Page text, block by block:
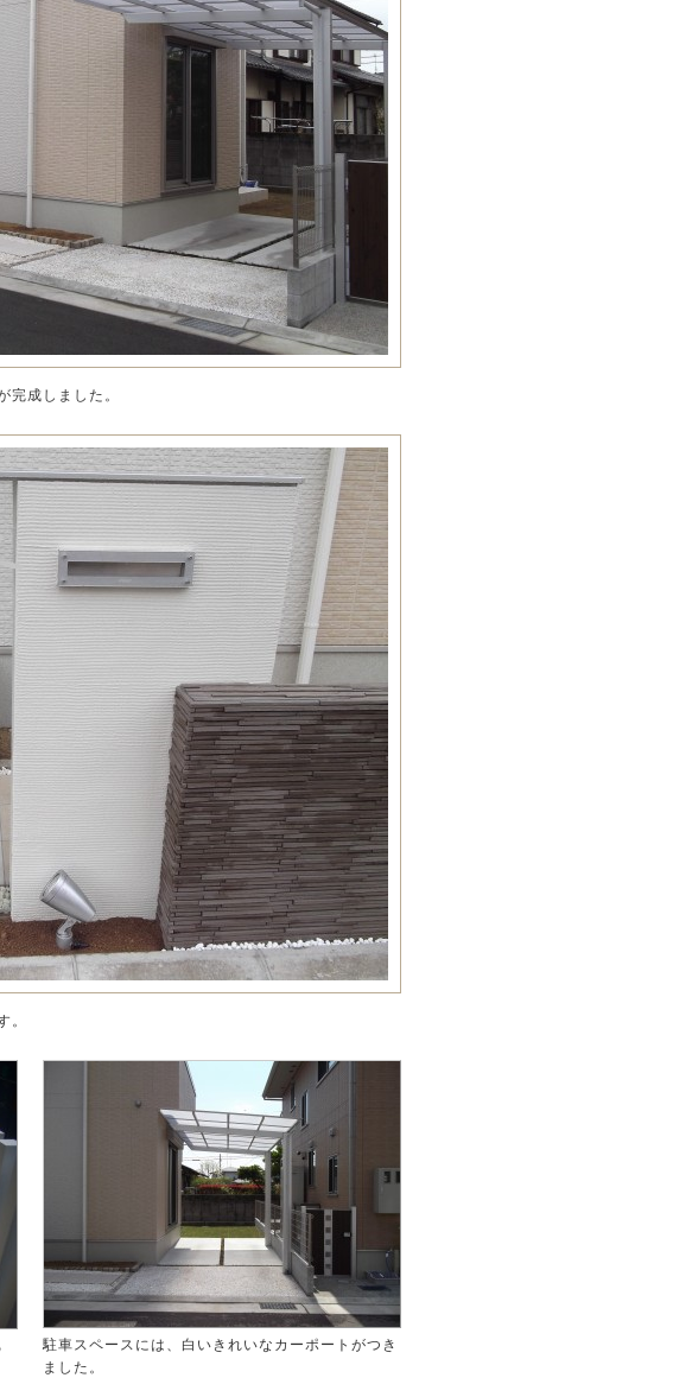
完成しました。
。
駐車スペースには、白いきれいなカーポートがつき
ました。